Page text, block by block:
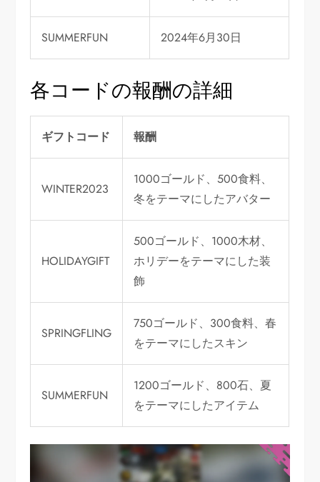
SUMMERFUN 2024年6月30日
各コードの報酬の詳細
ギフトコード 報酬
WINTER2023
1000ゴールド、500食料、
冬をテーマにしたアバター
HOLIDAYGIFT
500ゴールド、1000木材、
ホリデーをテーマにした装
飾
SPRINGFLING
750ゴールド、300食料、春
をテーマにしたスキン
SUMMERFUN
1200ゴールド、800石、夏
をテーマにしたアイテム